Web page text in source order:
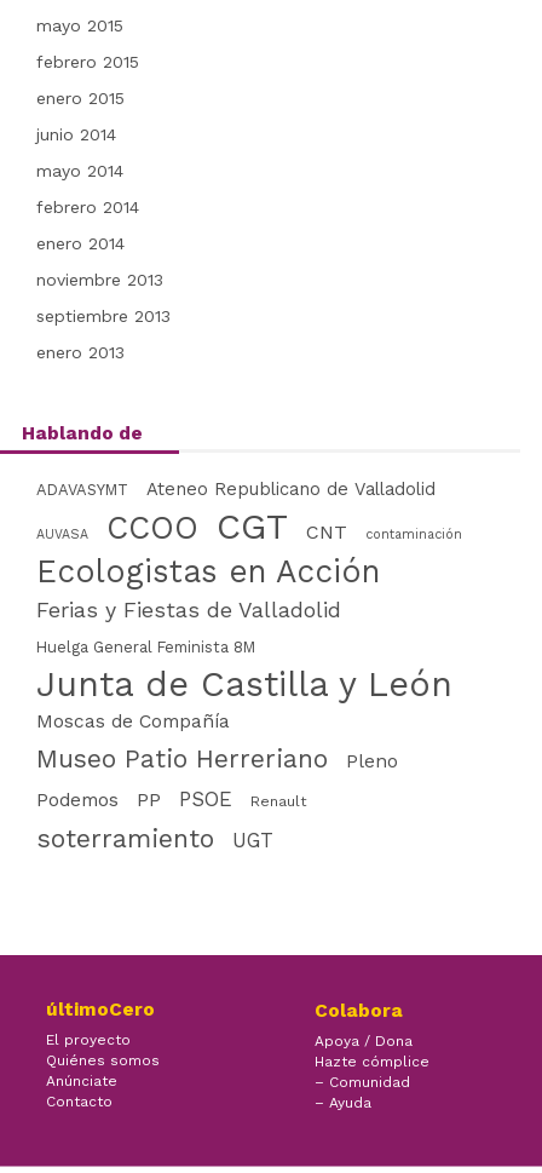
mayo 2015
febrero 2015
enero 2015
junio 2014
mayo 2014
febrero 2014
enero 2014
noviembre 2013
septiembre 2013
enero 2013
Hablando de
ADAVASYMT Ateneo Republicano de Valladolid
AUVASA CCOO CGT CNT contaminación
Ecologistas en Acción
Ferias y Fiestas de Valladolid
Huelga General Feminista 8M
Junta de Castilla y León
Moscas de Compañía
Museo Patio Herreriano
Pleno
Podemos
PP PSOE Renault
soterramiento UGT
últimoCero
El proyecto
Quiénes somos
Anúnciate
Contacto
Colabora
Apoya / Dona
Hazte cómplice
– Comunidad
– Ayuda